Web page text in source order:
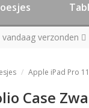
verzonden
Apple iPad Pro
Case